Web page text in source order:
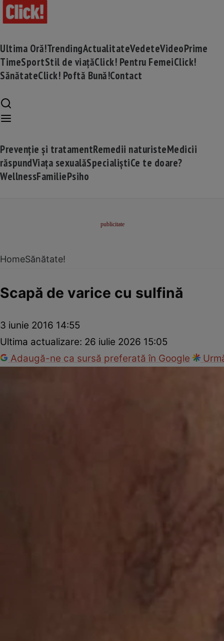
Ultima Oră!TrendingActualitateVedeteVideoPrime
TimeSportStil de viațăClick! Pentru FemeiClick!
SănătateClick! Poftă Bună!Contact
Prevenție și tratamentRemedii naturisteMedicii
răspundViața sexualăSpecialiștiCe te doare?
WellnessFamiliePsiho
HomeSănătate!
Scapă de varice cu sulfină
3 iunie 2016 14:55
Ultima actualizare: 26 iulie 2026 15:05
Adaugă-ne ca sursă preferată în Google